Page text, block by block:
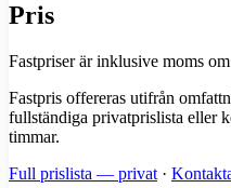
Pris
Fastpriser är inklusive moms
Fastpris offereras utifrån
fullständiga privatprislista eller
timmar.
Full prislista — privat ·